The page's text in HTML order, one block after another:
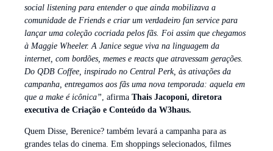
social listening para entender o que ainda mobilizava a
comunidade de Friends e criar um verdadeiro fan service para
lançar uma coleção cocriada pelos fãs. Foi assim que chegamos
à Maggie Wheeler. A Janice segue viva na linguagem da
internet, com bordões, memes e reacts que atravessam gerações.
Do QDB Coffee, inspirado no Central Perk, às ativações da
campanha, entregamos aos fãs uma nova temporada: aquela em
que a make é icônica” , afirma Thais Jacoponi, diretora
executiva de Criação e Conteúdo da W3haus.
Quem Disse, Berenice? também levará a campanha para as
grandes telas do cinema. Em shoppings selecionados, filmes